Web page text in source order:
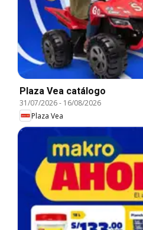
Plaza Vea catálogo
31/07/2026- 16/08/2026
Plaza Vea